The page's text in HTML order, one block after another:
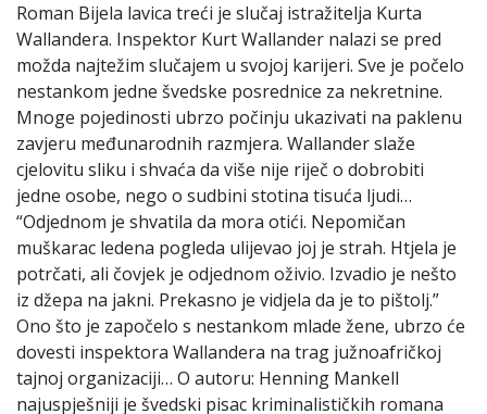
Roman Bijela lavica treći je slučaj istražitelja Kurta
Wallandera. Inspektor Kurt Wallander nalazi se pred
možda najtežim slučajem u svojoj karijeri. Sve je počelo
nestankom jedne švedske posrednice za nekretnine.
Mnoge pojedinosti ubrzo počinju ukazivati na paklenu
zavjeru međunarodnih razmjera. Wallander slaže
cjelovitu sliku i shvaća da više nije riječ o dobrobiti
jedne osobe, nego o sudbini stotina tisuća ljudi…
“Odjednom je shvatila da mora otići. Nepomičan
muškarac ledena pogleda ulijevao joj je strah. Htjela je
potrčati, ali čovjek je odjednom oživio. Izvadio je nešto
iz džepa na jakni. Prekasno je vidjela da je to pištolj.”
Ono što je započelo s nestankom mlade žene, ubrzo će
dovesti inspektora Wallandera na trag južnoafričkoj
tajnoj organizaciji… O autoru: Henning Mankell
najuspješniji je švedski pisac kriminalističkih romana